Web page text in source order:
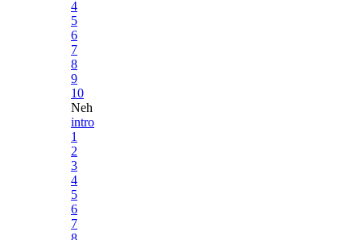
4
5
6
7
8
9
10
Neh
intro
1
2
3
4
5
6
7